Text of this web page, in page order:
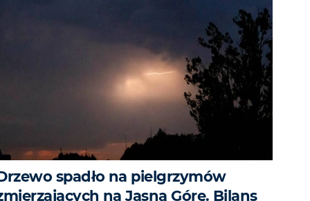
spadło na pielgrzymów
na Jasną Górę. Bilans